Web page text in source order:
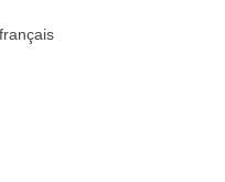
français